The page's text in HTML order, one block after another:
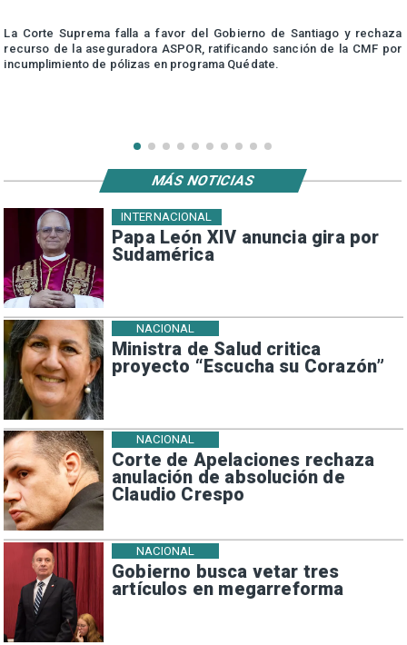
La Corte Suprema falla a favor del Gobierno de Santiago y rechaza
recurso de la aseguradora ASPOR, ratificando sanción de la CMF por
incumplimiento de pólizas en programa Quédate.
Papa León XIV anuncia gira por
Sudamérica
INTERNACIONAL
Ministra de Salud critica
proyecto “Escucha su Corazón”
NACIONAL
Corte de Apelaciones rechaza
anulación de absolución de
Claudio Crespo
NACIONAL
Gobierno busca vetar tres
artículos en megarreforma
NACIONAL
MÁS NOTICIAS